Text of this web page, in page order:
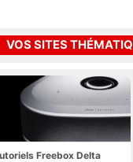
VOS SITES
Freebox Delta